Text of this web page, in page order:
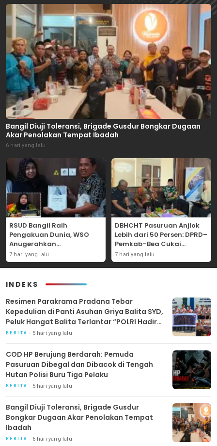
Bangil Diuji Toleransi, Brigade Gusdur Bongkar Dugaan
Akar Penolakan Tempat Ibadah
6 hari yang lalu
RSUD Bangil Raih
Pengakuan Dunia, WSO
Anugerahkan
Penghargaan
Internasional untuk
7 hari yang lalu
DBHCHT Pasuruan Anjlok
Lebih dari 50 Persen: DPRD–
Pemkab–Bea Cukai
Perkuat Perang Melawan
Peredaran Rokok Ilegal
7 hari yang lalu
INDEKS
Resimen Parakrama Pradana Tebar
Kepedulian di Panti Asuhan Griya Balita SYD,
Peluk Hangat Balita Terlantar “POLRI Hadir
Dengan Hati”
BERITA 5 hari yang lalu
COD HP Berujung Berdarah: Pemuda
Pasuruan Dibegal dan Dibacok di Tengah
Hutan Polisi Buru Tiga Pelaku
BERITA 5 hari yang lalu
Bangil Diuji Toleransi, Brigade Gusdur
Bongkar Dugaan Akar Penolakan Tempat
Ibadah
BERITA 6 hari yang lalu